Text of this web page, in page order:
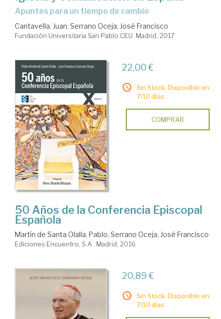
apuntes para un tiempo de cambio
Cantavella, Juan; Serrano Oceja, José Francisco
Fundación Universitaria San Pablo CEU. Madrid, 2017
22,00 €
Sin Stock. Disponible en
7/10 días.
COMPRAR
50 Años de la Conferencia Episcopal
Española
Martín de Santa Olalla, Pablo; Serrano Oceja, José Francisco
Ediciones Encuentro, S.A.. Madrid, 2016
20,89 €
Sin Stock. Disponible en
7/10 días.